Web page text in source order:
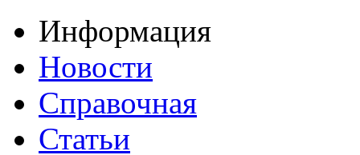
Информация
Новости
Справочная
Статьи